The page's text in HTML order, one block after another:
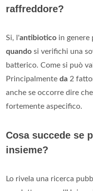
raffreddore?
Si, l'antibiotico in genere
quando si verifichi una
batterico. Come si può
Principalmente da 2
anche se occorre dire
fortemente aspecifico.
Cosa succede se
insieme?
Lo rivela una ricerca